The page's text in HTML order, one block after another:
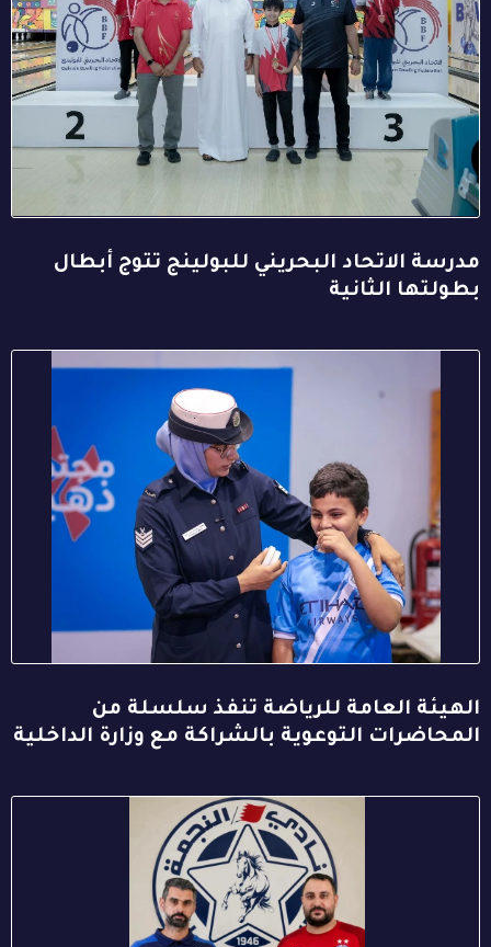
مدرسة الاتحاد البحريني للبولينج تتوج أبطال
بطولتها الثانية
الهيئة العامة للرياضة تنفذ سلسلة من
المحاضرات التوعوية بالشراكة مع وزارة الداخلية